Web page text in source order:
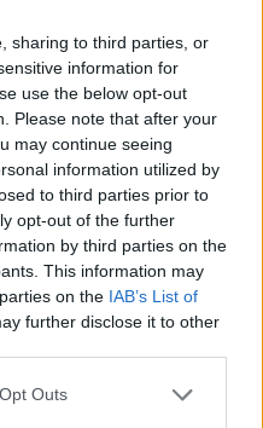
sharing to third parties, or
information for
use the below opt-out
Please note that after your
may continue seeing
information utilized by
to third parties prior to
opt-out of the further
by third parties on the
This information may
on the IAB’s List of
further disclose it to other
Outs
kaikille –